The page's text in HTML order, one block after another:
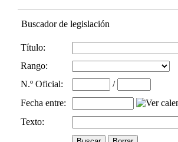
Buscador de legislación
Título:
Rango:
N.º Oficial:
/
Fecha entre:
Texto: